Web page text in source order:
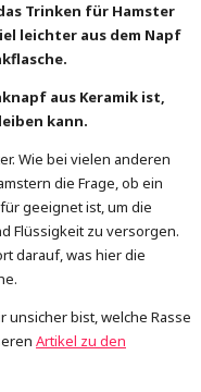
Trinken für Hamster
leichter aus dem Napf
aus Keramik ist,
kann.
Wie bei vielen anderen
die Frage, ob ein
geeignet ist, um die
Flüssigkeit zu versorgen.
darauf, was hier die
unsicher bist, welche Rasse
Artikel zu den